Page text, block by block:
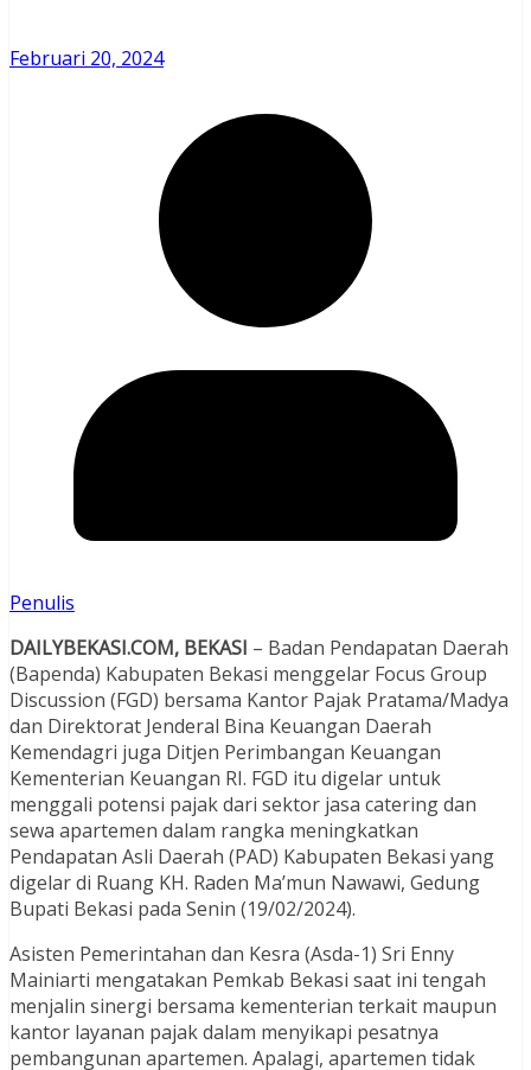
Februari 20, 2024
Penulis
DAILYBEKASI.COM, BEKASI – Badan Pendapatan Daerah
(Bapenda) Kabupaten Bekasi menggelar Focus Group
Discussion (FGD) bersama Kantor Pajak Pratama/Madya
dan Direktorat Jenderal Bina Keuangan Daerah
Kemendagri juga Ditjen Perimbangan Keuangan
Kementerian Keuangan RI. FGD itu digelar untuk
menggali potensi pajak dari sektor jasa catering dan
sewa apartemen dalam rangka meningkatkan
Pendapatan Asli Daerah (PAD) Kabupaten Bekasi yang
digelar di Ruang KH. Raden Ma’mun Nawawi, Gedung
Bupati Bekasi pada Senin (19/02/2024).
Asisten Pemerintahan dan Kesra (Asda-1) Sri Enny
Mainiarti mengatakan Pemkab Bekasi saat ini tengah
menjalin sinergi bersama kementerian terkait maupun
kantor layanan pajak dalam menyikapi pesatnya
pembangunan apartemen. Apalagi, apartemen tidak